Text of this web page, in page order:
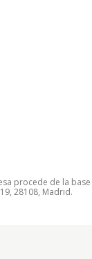
procede de la
28108, Madrid.